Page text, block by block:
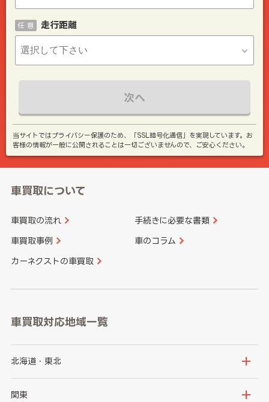
走行距離
任 意
次へ
当サイトではプライバシー保護のため、「SSL暗号化通信」を実現しています。お
客様の情報が一般に公開されることは一切ございませんので、ご安心ください。
車買取について
車買取の流れ 手続きに必要な書類
車買取事例 車のコラム
カーネクストの車買取
車買取対応地域一覧
北海道・東北
北海道
関東